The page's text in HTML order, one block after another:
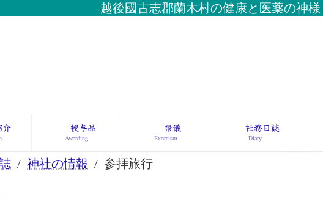
越後國古志郡蘭木村の健康と医薬の神様
介 授与品
Awarding
祭儀
Exorcism
社務日誌
Diary
神社の情報 参拝旅行